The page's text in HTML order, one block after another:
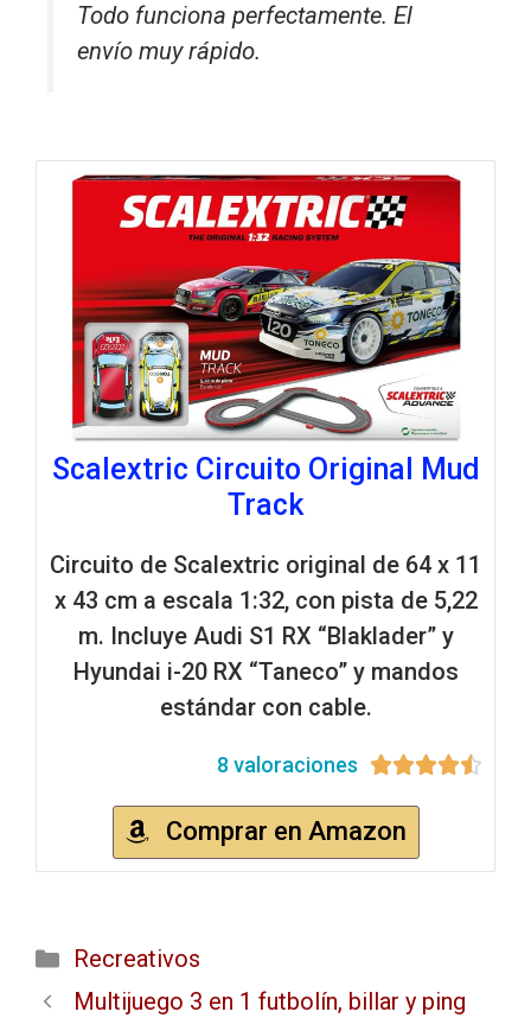
Todo funciona perfectamente. El
envío muy rápido.
Scalextric Circuito Original Mud
Track
Circuito de Scalextric original de 64 x 11
x 43 cm a escala 1:32, con pista de 5,22
m. Incluye Audi S1 RX “Blaklader” y
Hyundai i-20 RX “Taneco” y mandos
estándar con cable.
8 valoraciones 
Comprar en Amazon
Recreativos
Multijuego 3 en 1 futbolín, billar y ping